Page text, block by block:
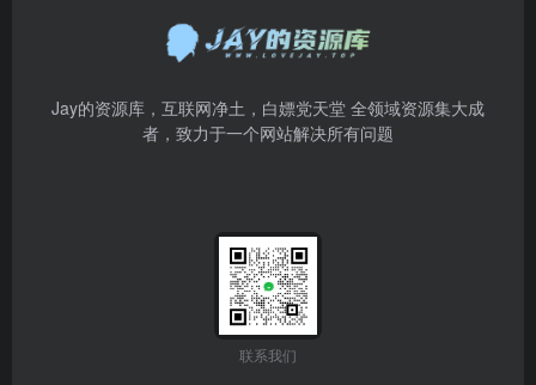
Jay的资源库，互联网净土，白嫖党天堂 全领域资源集大成
者，致力于一个网站解决所有问题
联系我们